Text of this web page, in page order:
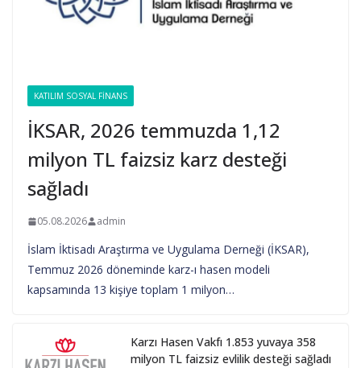
KATILIM SOSYAL FINANS
İKSAR, 2026 temmuzda 1,12
milyon TL faizsiz karz desteği
sağladı
05.08.2026 admin
İslam İktisadı Araştırma ve Uygulama Derneği (İKSAR),
Temmuz 2026 döneminde karz-ı hasen modeli
kapsamında 13 kişiye toplam 1 milyon…
Karzı Hasen Vakfı 1.853 yuvaya 358
milyon TL faizsiz evlilik desteği sağladı